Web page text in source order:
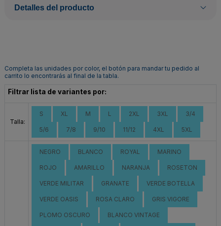
Detalles del producto
Completa las unidades por color, el botón para mandar tu pedido al
carrito lo encontrarás al final de la tabla.
Filtrar lista de variantes por:
Talla:
S XL M L 2XL 3XL 3/4
5/6 7/8 9/10 11/12 4XL 5XL
NEGRO BLANCO ROYAL MARINO
ROJO AMARILLO NARANJA ROSETON
VERDE MILITAR GRANATE VERDE BOTELLA
VERDE OASIS ROSA CLARO GRIS VIGORE
PLOMO OSCURO BLANCO VINTAGE